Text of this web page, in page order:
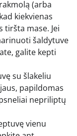
(arba
kiekvienas
tiršta mase. Jei
šaldytuve
galite kepti
su šlakeliu
papildomas
nepriliptų
vienu